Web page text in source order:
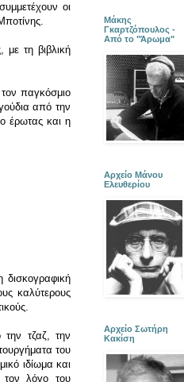
οι
με τη βιβλική
παγκόσμιο
από την
έρωτας και η
καλύτερους
τζαζ, την
του
ιδίωμα και
τον λόγο του
Μάκης
Γκαρτζόπουλος -
Από το "Άρωμα"
Αρχείο Μάνου
Ελευθερίου
Αρχείο Σωτήρη
Κακίση